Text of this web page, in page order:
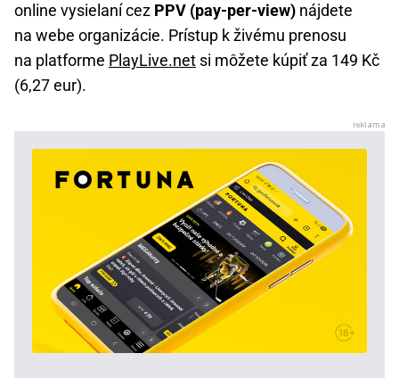
online vysielaní cez PPV (pay-per-view) nájdete
na webe organizácie. Prístup k živému prenosu
na platforme PlayLive.net si môžete kúpiť za 149 Kč
(6,27 eur).